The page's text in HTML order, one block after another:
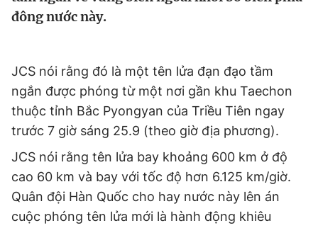
Thông tin tòa soạn Liên hệ quảng cáo
Đọc Thanh Niên trên điện thoại
đông nước này.
JCS nói rằng đó là một tên lửa đạn đạo tầm
ngắn được phóng từ một nơi gần khu Taechon
thuộc tỉnh Bắc Pyongyan của Triều Tiên ngay
trước 7 giờ sáng 25.9 (theo giờ địa phương).
JCS nói rằng tên lửa bay khoảng 600 km ở độ
cao 60 km và bay với tốc độ hơn 6.125 km/giờ.
Quân đội Hàn Quốc cho hay nước này lên án
cuộc phóng tên lửa mới là hành động khiêu